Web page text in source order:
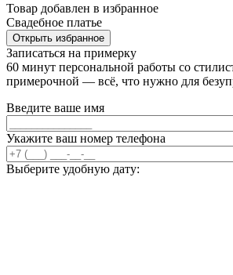
Товар добавлен в избранное
Свадебное платье
Открыть избранное
Записаться на примерку
60 минут персональной работы со
примерочной — всё, что нужно для
Введите ваше имя
Укажите ваш номер телефона
Выберите удобную дату: